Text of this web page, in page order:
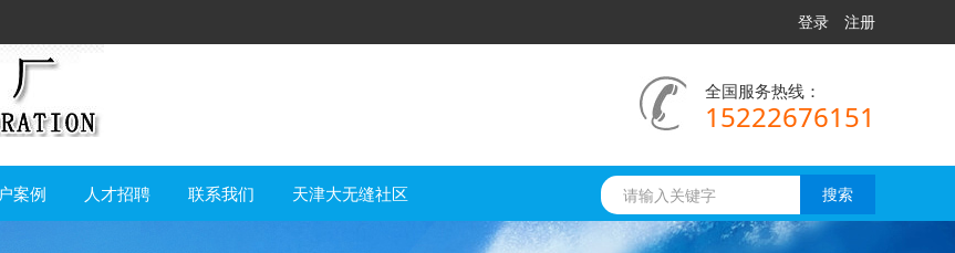
登录 注册
全国服务热线：
15222676151
案例 人才招聘 联系我们 天津大无缝社区